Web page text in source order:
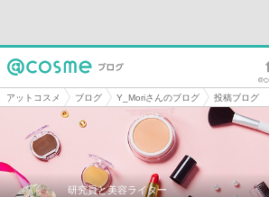
アットコスメ ブログ Y_Moriさんのブログ 投稿ブログ
研究員と美容ライター